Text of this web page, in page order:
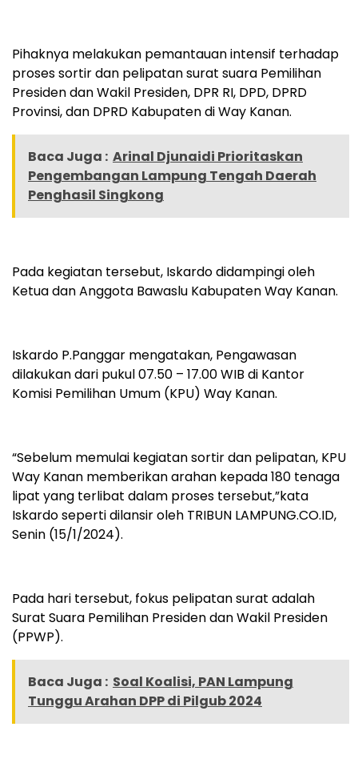
Pihaknya melakukan pemantauan intensif terhadap
proses sortir dan pelipatan surat suara Pemilihan
Presiden dan Wakil Presiden, DPR RI, DPD, DPRD
Provinsi, dan DPRD Kabupaten di Way Kanan.
Baca Juga : Arinal Djunaidi Prioritaskan
Pengembangan Lampung Tengah Daerah
Penghasil Singkong
Pada kegiatan tersebut, Iskardo didampingi oleh
Ketua dan Anggota Bawaslu Kabupaten Way Kanan.
Iskardo P.Panggar mengatakan, Pengawasan
dilakukan dari pukul 07.50 – 17.00 WIB di Kantor
Komisi Pemilihan Umum (KPU) Way Kanan.
“Sebelum memulai kegiatan sortir dan pelipatan, KPU
Way Kanan memberikan arahan kepada 180 tenaga
lipat yang terlibat dalam proses tersebut,”kata
Iskardo seperti dilansir oleh TRIBUN LAMPUNG.CO.ID,
Senin (15/1/2024).
Pada hari tersebut, fokus pelipatan surat adalah
Surat Suara Pemilihan Presiden dan Wakil Presiden
(PPWP).
Baca Juga : Soal Koalisi, PAN Lampung
Tunggu Arahan DPP di Pilgub 2024